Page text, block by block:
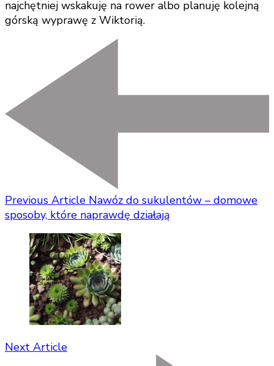
najchętniej wskakuję na rower albo planuję kolejną
górską wyprawę z Wiktorią.
Previous Article Nawóz do sukulentów – domowe
sposoby, które naprawdę działają
Next Article